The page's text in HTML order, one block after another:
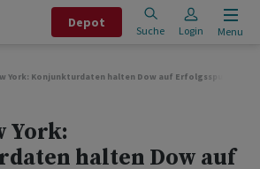
Depot
Suche Login Menu
York: Konjunkturdaten halten Dow auf Erfolgsspur
York:
halten Dow auf